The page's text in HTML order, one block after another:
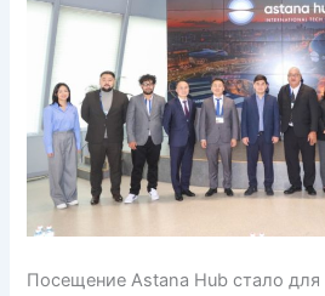
Посещение Astana Hub стало для